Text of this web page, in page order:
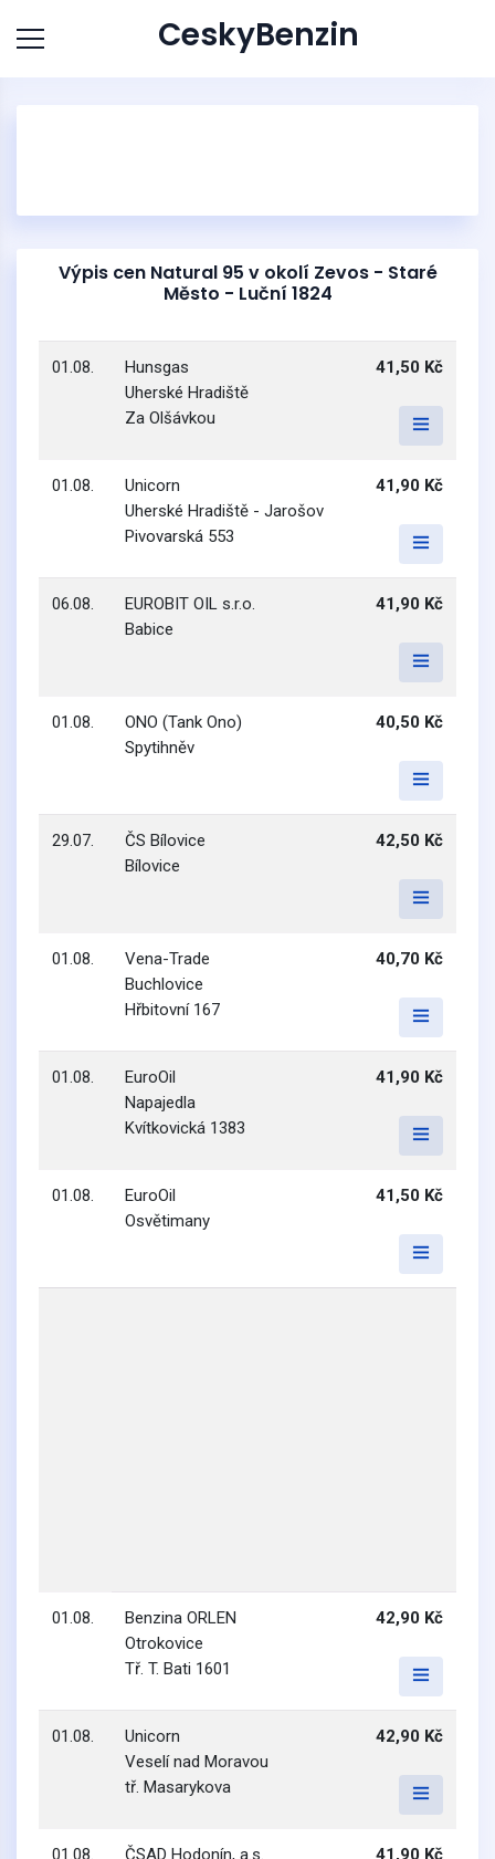
CeskyBenzin
Výpis cen Natural 95 v okolí Zevos - Staré
Město - Luční 1824
01.08.
Hunsgas
Uherské Hradiště
Za Olšávkou
41,50 Kč
01.08.
Unicorn
Uherské Hradiště - Jarošov
Pivovarská 553
41,90 Kč
06.08.
EUROBIT OIL s.r.o.
Babice
41,90 Kč
01.08.
ONO (Tank Ono)
Spytihněv
40,50 Kč
29.07.
ČS Bílovice
Bílovice
42,50 Kč
01.08.
Vena-Trade
Buchlovice
Hřbitovní 167
40,70 Kč
01.08.
EuroOil
Napajedla
Kvítkovická 1383
41,90 Kč
01.08.
EuroOil
Osvětimany
41,50 Kč
01.08.
Benzina ORLEN
Otrokovice
Tř. T. Bati 1601
42,90 Kč
01.08.
Unicorn
Veselí nad Moravou
tř. Masarykova
42,90 Kč
01.08.
ČSAD Hodonín, a.s.
41,90 Kč